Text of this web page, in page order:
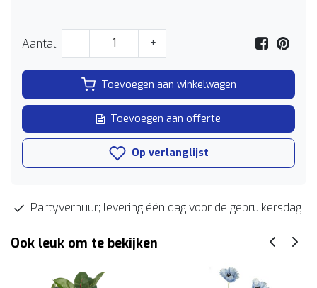
Aantal - +
Toevoegen aan winkelwagen
Toevoegen aan offerte
Op verlanglijst
Partyverhuur; levering één dag voor de gebruikersdag
Ook leuk om te bekijken